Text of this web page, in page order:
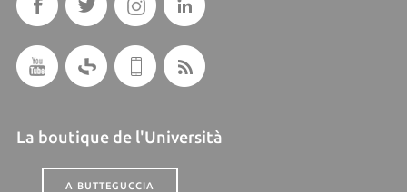
La boutique de l'Università
A BUTTEGUCCIA